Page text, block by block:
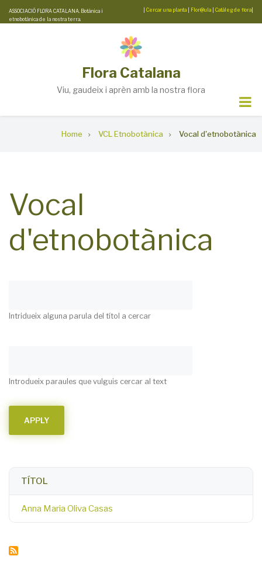
Skip
to
ASSOCIACIÓ FLORA CATALANA. Botànica i
etnobotànica de la nostra terra.
Cercar una planta Flor@ula Catàleg de flora
Flora Catalana
Viu, gaudeix i aprèn amb la nostra flora
Home VCL Etnobotànica Vocal d'etnobotànica
Vocal
d'etnobotànica
Intridueix alguna parula del títol a cercar
Introdueix paraules que vulguis cercar al text
TÍTOL
Anna Maria Oliva Casas